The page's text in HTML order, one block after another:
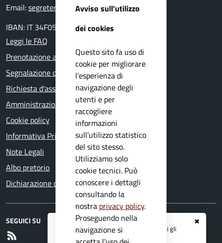
✖
Registrati ai serviziAPP IO
e ricevi tutti gli
aggiornamenti dall'Ente
Email:segreteria@comune.agnosine.bs.it
IBAN: IT 34F0511654000 0000000 24400
Leggi le FAQ
Prenotazione appuntamento
Segnalazione disservizio
Richiesta d'assistenza
Amministrazione trasparente
Cookie policy
Informativa Privacy
Note Legali
Albo pretorio
Dichiarazione di accessibilità
SEGUICI SU
Avviso sull'utilizzo
dei cookies
Questo sito fa uso di
cookie per migliorare
l’esperienza di
navigazione degli
utenti e per
raccogliere
informazioni
sull’utilizzo statistico
del sito stesso.
Utilizziamo solo
cookie tecnici. Può
conoscere i dettagli
consultando la
nostra privacy policy.
Proseguendo nella
navigazione si